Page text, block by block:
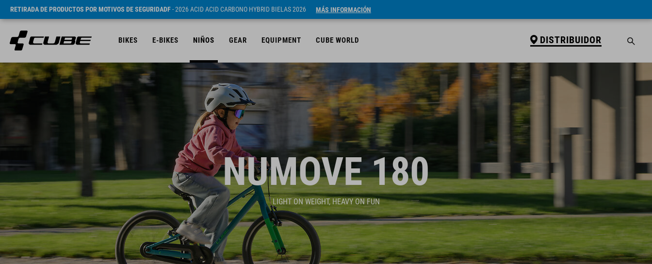
RETIRADA DE PRODUCTOS POR MOTIVOS DE SEGURIDADF- 2026 ACID ACID CARBONO HYBRID BIELAS 2026 MÁS INFORMACIÓN
BIKES E-BIKES NIÑOS GEAR EQUIPMENT CUBE WORLD DISTRIBUIDOR
NUMOVE 180
LIGHT ON WEIGHT, HEAVY ON FUN